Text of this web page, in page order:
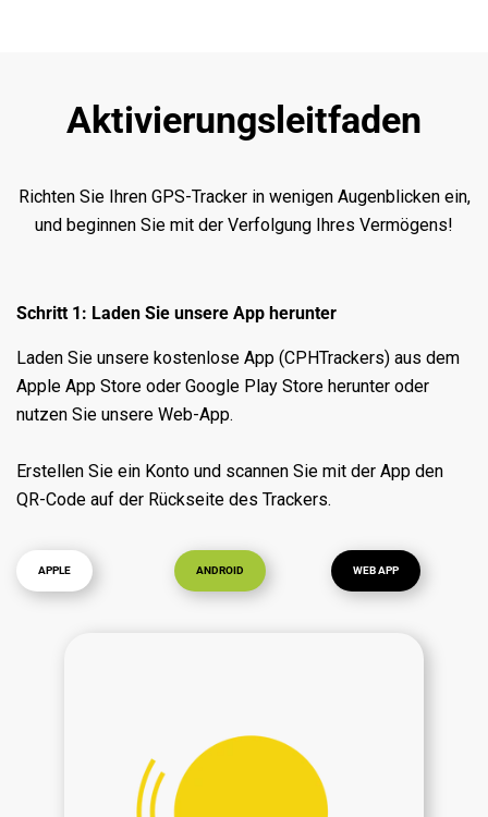
Aktivierungsleitfaden
Richten Sie Ihren GPS-Tracker in wenigen Augenblicken ein,
und beginnen Sie mit der Verfolgung Ihres Vermögens!
Schritt 1: Laden Sie unsere App herunter
Laden Sie unsere kostenlose App (CPHTrackers) aus dem
Apple App Store oder Google Play Store herunter oder
nutzen Sie unsere Web-App.
Erstellen Sie ein Konto und scannen Sie mit der App den
QR-Code auf der Rückseite des Trackers.
APPLE ANDROID WEB APP